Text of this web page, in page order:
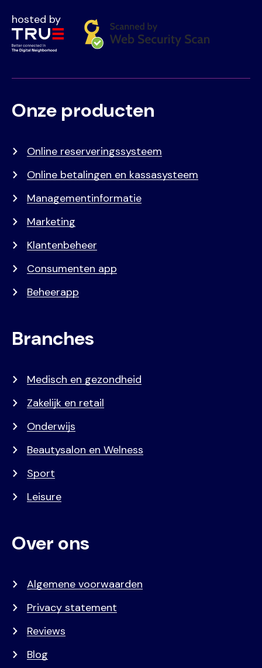
hosted by
Voet
Primair
Onze producten
Online reserveringssysteem
Online betalingen en kassasysteem
Managementinformatie
Marketing
Klantenbeheer
Consumenten app
Beheerapp
Branches
Medisch en gezondheid
Zakelijk en retail
Onderwijs
Beautysalon en Welness
Sport
Leisure
Over ons
Algemene voorwaarden
Privacy statement
Reviews
Blog